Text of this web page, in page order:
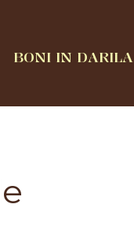
BONI IN DARILA